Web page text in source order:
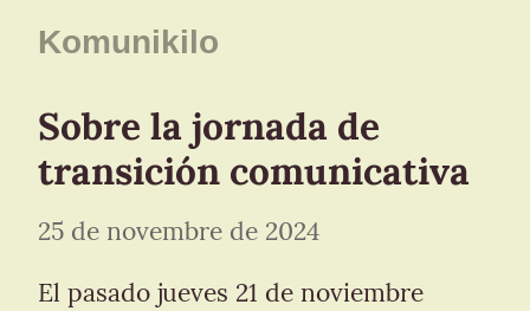
Komunikilo
Sobre la jornada de
transición comunicativa
25 de novembre de 2024
El pasado jueves 21 de noviembre